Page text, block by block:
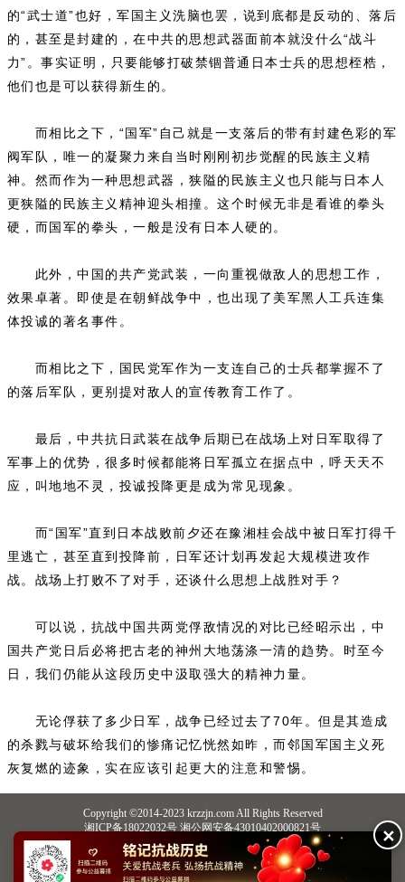
的“武士道”也好，军国主义洗脑也罢，说到底都是反动的、落后
的，甚至是封建的，在中共的思想武器面前本就没什么“战斗
力”。事实证明，只要能够打破禁锢普通日本士兵的思想桎梏，
他们也是可以获得新生的。
而相比之下，“国军”自己就是一支落后的带有封建色彩的军
阀军队，唯一的凝聚力来自当时刚刚初步觉醒的民族主义精
神。然而作为一种思想武器，狭隘的民族主义也只能与日本人
更狭隘的民族主义精神迎头相撞。这个时候无非是看谁的拳头
硬，而国军的拳头，一般是没有日本人硬的。
此外，中国的共产党武装，一向重视做敌人的思想工作，
效果卓著。即使是在朝鲜战争中，也出现了美军黑人工兵连集
体投诚的著名事件。
而相比之下，国民党军作为一支连自己的士兵都掌握不了
的落后军队，更别提对敌人的宣传教育工作了。
最后，中共抗日武装在战争后期已在战场上对日军取得了
军事上的优势，很多时候都能将日军孤立在据点中，呼天天不
应，叫地地不灵，投诚投降更是成为常见现象。
而“国军”直到日本战败前夕还在豫湘桂会战中被日军打得千
里逃亡，甚至直到投降前，日军还计划再发起大规模进攻作
战。战场上打败不了对手，还谈什么思想上战胜对手？
可以说，抗战中国共两党俘敌情况的对比已经昭示出，中
国共产党日后必将把古老的神州大地荡涤一清的趋势。时至今
日，我们仍能从这段历史中汲取强大的精神力量。
无论俘获了多少日军，战争已经过去了70年。但是其造成
的杀戮与破坏给我们的惨痛记忆恍然如昨，而邻国军国主义死
灰复燃的迹象，实在应该引起更大的注意和警惕。
Copyright ©2014-2023 krzzjn.com All Rights Reserved
湘ICP备18022032号 湘公网安备43010402000821号
中央网信办违法和不良信息举报中心
长沙市互联网违法和不良信息举报中心
不良信息举报电话：0731-85531328 19198230121（微信同号）
纠错电话：18182129125 15116420702
✕